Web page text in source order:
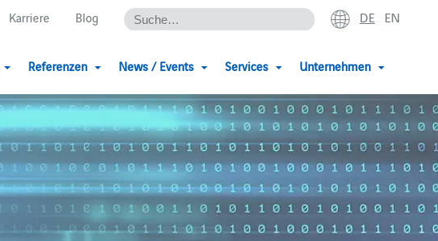
Karriere Blog DE EN
Referenzen News / Events Services Unternehmen